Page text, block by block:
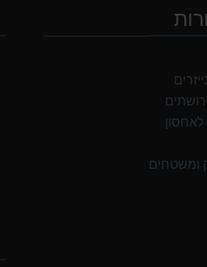
לאחסון
ומשטחים